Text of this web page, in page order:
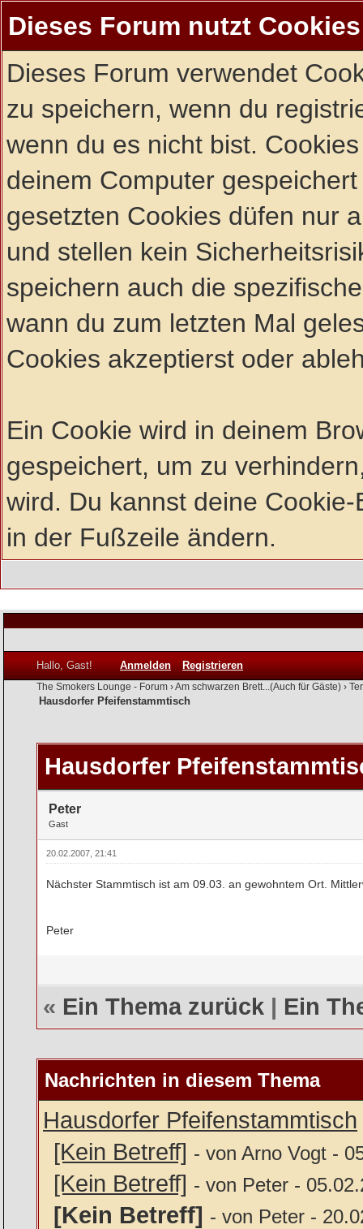
Dieses Forum nutzt Cookies
Dieses Forum verwendet
zu speichern, wenn du
wenn du es nicht bist.
deinem Computer
gesetzten Cookies düfen nur
und stellen kein
speichern auch die
wann du zum letzten Mal
Cookies akzeptierst oder
Ein Cookie wird in deinem
gespeichert, um zu
wird. Du kannst deine
in der Fußzeile ändern.
Hallo, Gast! Anmelden Registrieren
The Smokers Lounge - Forum ›Am schwarzen Brett...(Auch für Gäste) ›
Hausdorfer Pfeifenstammtisch
Hausdorfer
Peter
Gast
20.02.2007, 21:41
Nächster Stammtisch ist am 09.03. an gewohntem Ort.
Peter
« Ein Thema zurück | Ein
Nachrichten in diesem Thema
Hausdorfer Pfeifenstammtisch
[Kein Betreff] - von Arno Vogt -
[Kein Betreff] - von Peter -
[Kein Betreff] - von Peter -